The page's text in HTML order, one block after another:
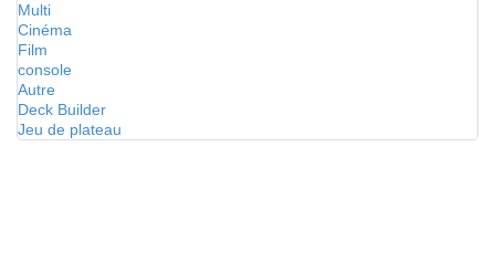
Multi
Cinéma
Film
console
Autre
Deck Builder
Jeu de plateau